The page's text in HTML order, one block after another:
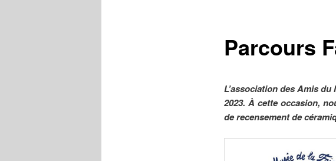
Parcours
L’association des Amis
2023. À cette occasion,
de recensement de